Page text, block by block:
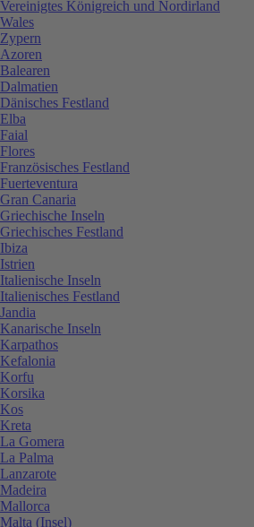
Vereinigtes Königreich und Nordirland
Wales
Zypern
Azoren
Balearen
Dalmatien
Dänisches Festland
Elba
Faial
Flores
Französisches Festland
Fuerteventura
Gran Canaria
Griechische Inseln
Griechisches Festland
Ibiza
Istrien
Italienische Inseln
Italienisches Festland
Jandia
Kanarische Inseln
Karpathos
Kefalonia
Korfu
Korsika
Kos
Kreta
La Gomera
La Palma
Lanzarote
Madeira
Mallorca
Malta (Insel)